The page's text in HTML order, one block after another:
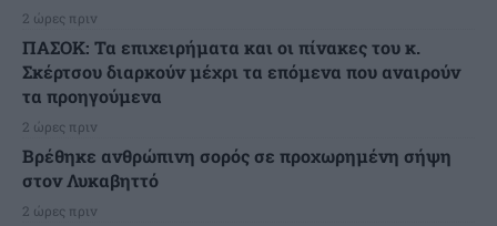
2 ώρες πριν
ΠΑΣΟΚ: Τα επιχειρήματα και οι πίνακες του κ.
Σκέρτσου διαρκούν μέχρι τα επόμενα που αναιρούν
τα προηγούμενα
2 ώρες πριν
Βρέθηκε ανθρώπινη σορός σε προχωρημένη σήψη
στον Λυκαβηττό
2 ώρες πριν